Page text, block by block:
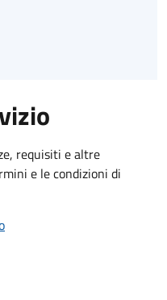
requisiti e altre
e le condizioni di